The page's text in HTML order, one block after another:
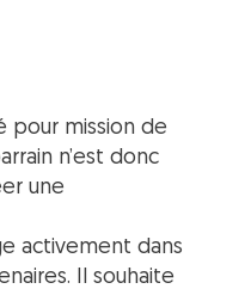
pour mission de
n’est donc
une
activement dans
Il souhaite